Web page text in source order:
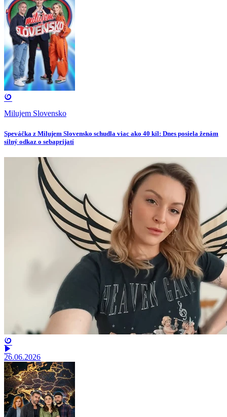
Milujem Slovensko
Speváčka z Milujem Slovensko schudla viac ako 40 kíl: Dnes posiela ženám
silný odkaz o sebaprijatí
26.06.2026